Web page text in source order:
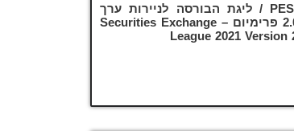
PES21 PS4/PS5 / ליגת הבורסה לניירות ערך
2021 גרסה 2.0 פרימיום – Securities Exchange
League 2021 Version